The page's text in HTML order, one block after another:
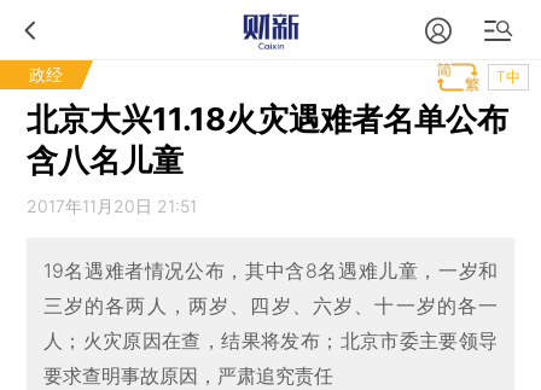
政经 T中
北京大兴11.18火灾遇难者名单公布
含八名儿童
2017年11月20日 21:51
19名遇难者情况公布，其中含8名遇难儿童，一岁和
三岁的各两人，两岁、四岁、六岁、十一岁的各一
人；火灾原因在查，结果将发布；北京市委主要领导
要求查明事故原因，严肃追究责任